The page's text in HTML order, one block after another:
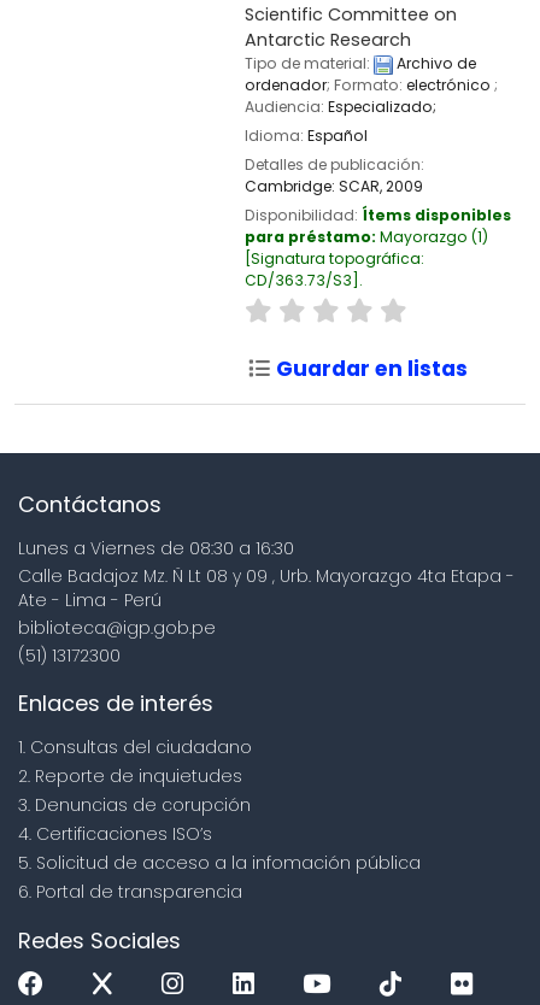
Scientific Committee on
Antarctic Research
Tipo de material:
Archivo de
ordenador; Formato: electrónico ;
Audiencia: Especializado;
Idioma: Español
Detalles de publicación:
Cambridge: SCAR,2009
Disponibilidad: Ítems disponibles
para préstamo: Mayorazgo (1)
Signatura topográfica:
CD/363.73/S3 .
Guardar en listas
Contáctanos
Lunes a Viernes de 08:30 a 16:30
Calle Badajoz Mz. Ñ Lt 08 y 09 , Urb. Mayorazgo 4ta Etapa -
Ate - Lima - Perú
biblioteca@igp.gob.pe
(51) 13172300
Enlaces de interés
1. Consultas del ciudadano
2. Reporte de inquietudes
3. Denuncias de corupción
4. Certificaciones ISO’s
5. Solicitud de acceso a la infomación pública
6. Portal de transparencia
Redes Sociales